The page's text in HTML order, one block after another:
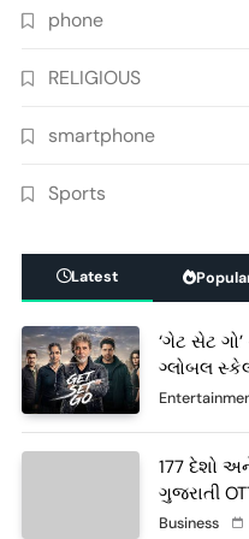
phone
RELIGIOUS
smartphone
Sports
Latest
‘ગેટ સેટ
ગ્લોબલ
રોમાંચનો
177 દેશો
ગુજરાતી
(JOJO) નો
Business